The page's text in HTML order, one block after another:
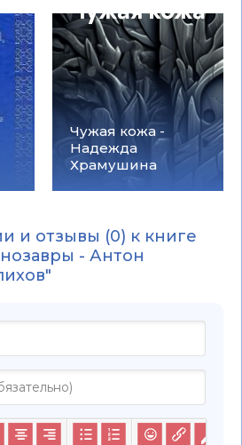
Чужая кожа -
Надежда
Храмушина
и отзывы (0) к книге
- Антон